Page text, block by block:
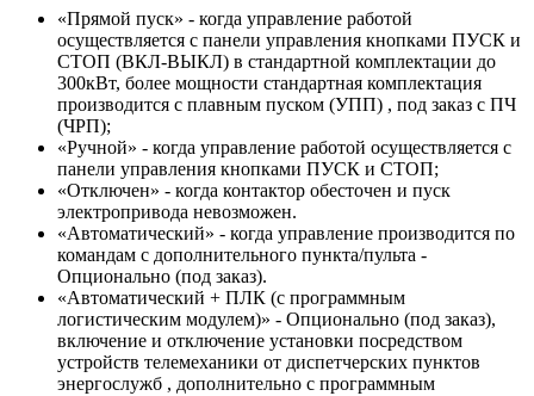
«Прямой пуск» - когда управление работой
осуществляется с панели управления кнопками ПУСК и
СТОП (ВКЛ-ВЫКЛ) в стандартной комплектации до
300кВт, более мощности стандартная комплектация
производится с плавным пуском (УПП) , под заказ с ПЧ
(ЧРП);
«Ручной» - когда управление работой осуществляется с
панели управления кнопками ПУСК и СТОП;
«Отключен» - когда контактор обесточен и пуск
электропривода невозможен.
«Автоматический» - когда управление производится по
командам с дополнительного пункта/пульта -
Опционально (под заказ).
«Автоматический + ПЛК (с программным
логистическим модулем)» - Опционально (под заказ),
включение и отключение установки посредством
устройств телемеханики от диспетчерских пунктов
энергослужб , дополнительно с программным